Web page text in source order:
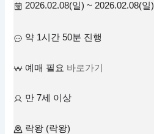
2026.02.08(일) ~ 2026.02.08(일)
약 1시간 50분 진행
예매 필요 바로가기
만 7세 이상
락왕 (락왕)